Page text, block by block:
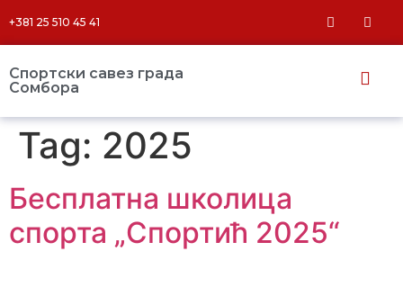
+381 25 510 45 41
Спортски савез града
Сомбора​
Tag: 2025
Бесплатна школица
спорта „Спортић 2025“